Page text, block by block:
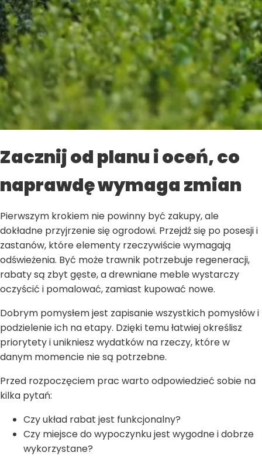
Zacznij od planu i oceń, co
naprawdę wymaga zmian
Pierwszym krokiem nie powinny być zakupy, ale
dokładne przyjrzenie się ogrodowi. Przejdź się po posesji i
zastanów, które elementy rzeczywiście wymagają
odświeżenia. Być może trawnik potrzebuje regeneracji,
rabaty są zbyt gęste, a drewniane meble wystarczy
oczyścić i pomalować, zamiast kupować nowe.
Dobrym pomysłem jest zapisanie wszystkich pomysłów i
podzielenie ich na etapy. Dzięki temu łatwiej określisz
priorytety i unikniesz wydatków na rzeczy, które w
danym momencie nie są potrzebne.
Przed rozpoczęciem prac warto odpowiedzieć sobie na
kilka pytań:
Czy układ rabat jest funkcjonalny?
Czy miejsce do wypoczynku jest wygodne i dobrze
wykorzystane?